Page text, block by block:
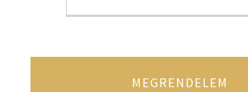
MEGRENDELEM